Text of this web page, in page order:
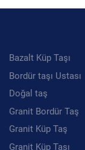
Bazalt Küp Taşı
Bordür taşı Ustası
Doğal taş
Granit Bordür Taş
Granit Küp Taş
Granit Küp Taşı